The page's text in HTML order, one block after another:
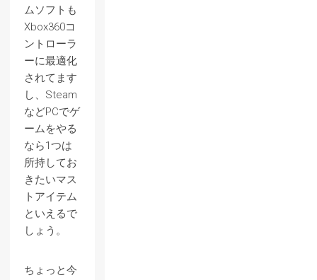
ムソフトも
Xbox360コ
ントローラ
ーに最適化
されてます
し、Steam
などPCでゲ
ームをやる
なら1つは
所持してお
きたいマス
トアイテム
といえるで
しょう。
ちょっと今